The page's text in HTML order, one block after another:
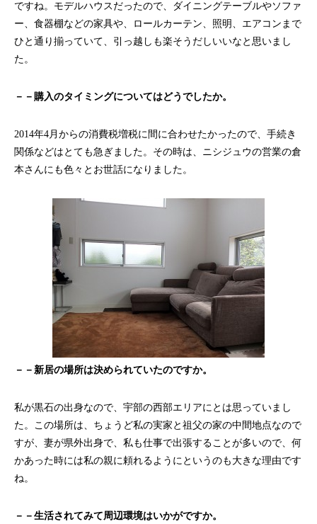
ですね。モデルハウスだったので、ダイニングテーブルやソファ
ー、食器棚などの家具や、ロールカーテン、照明、エアコンまで
ひと通り揃っていて、引っ越しも楽そうだしいいなと思いまし
た。
－－購入のタイミングについてはどうでしたか。
2014年4月からの消費税増税に間に合わせたかったので、手続き
関係などはとても急ぎました。その時は、ニシジュウの営業の倉
本さんにも色々とお世話になりました。
－－新居の場所は決められていたのですか。
私が黒石の出身なので、宇部の西部エリアにとは思っていまし
た。この場所は、ちょうど私の実家と祖父の家の中間地点なので
すが、妻が県外出身で、私も仕事で出張することが多いので、何
かあった時には私の親に頼れるようにというのも大きな理由です
ね。
－－生活されてみて周辺環境はいかがですか。